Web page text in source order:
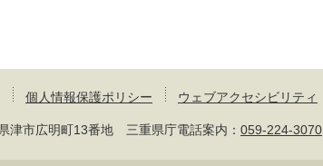
個人情報保護ポリシー ウェブアクセシビリティ
市広明町13番地 三重県庁電話案内： 059-224-3070